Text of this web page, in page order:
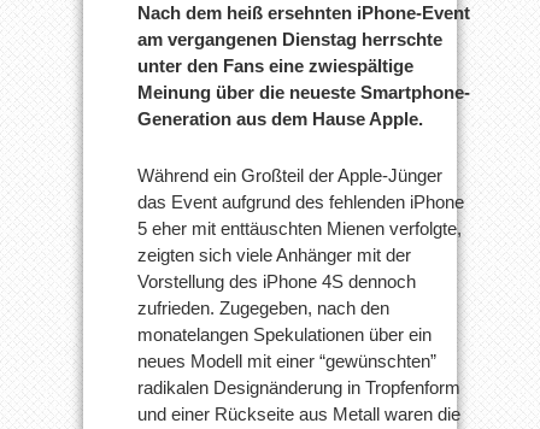
Nach dem heiß ersehnten iPhone-Event
am vergangenen Dienstag herrschte
unter den Fans eine zwiespältige
Meinung über die neueste Smartphone-
Generation aus dem Hause Apple.
Während ein Großteil der Apple-Jünger
das Event aufgrund des fehlenden iPhone
5 eher mit enttäuschten Mienen verfolgte,
zeigten sich viele Anhänger mit der
Vorstellung des iPhone 4S dennoch
zufrieden. Zugegeben, nach den
monatelangen Spekulationen über ein
neues Modell mit einer “gewünschten”
radikalen Designänderung in Tropfenform
und einer Rückseite aus Metall waren die